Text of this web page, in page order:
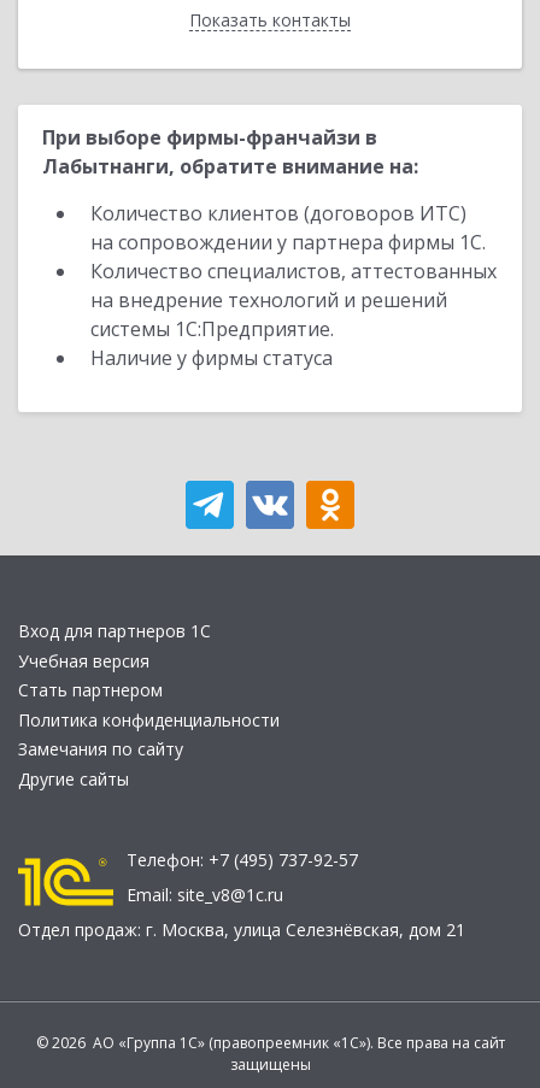
Показать контакты
Назад
При выборе фирмы-франчайзи в
Лабытнанги, обратите внимание на:
Количество клиентов (договоров ИТС)
на сопровождении у партнера фирмы 1С.
Количество специалистов, аттестованных
на внедрение технологий и решений
системы 1С:Предприятие.
Наличие у фирмы статуса
Вход для партнеров 1С
Учебная версия
Стать партнером
Политика конфиденциальности
Замечания по сайту
Другие сайты
Телефон: +7 (495) 737-92-57
Email: site_v8@1c.ru
Отдел продаж: г. Москва, улица Селезнёвская, дом 21
© 2026 АО «Группа 1С» (правопреемник «1С»). Все права на сайт
защищены